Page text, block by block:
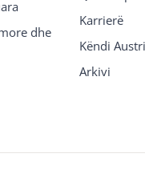
dhe
Karrierë
Këndi
Arkivi